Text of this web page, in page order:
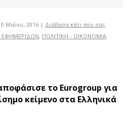
Μαΐου, 2016 | Διάβασα κάτι που σας
ΕΦΗΜΕΡΙΔΩΝ, ΠΟΛΙΤΙΚΗ - ΟΙΚΟΝΟΜΙΑ
το Eurogroup για
κείμενο στα Ελληνικά